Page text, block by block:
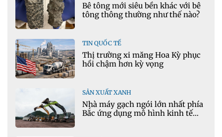
Bê tông mới siêu bền khác với bê
tông thông thường như thế nào?
TIN QUỐC TẾ
Thị trường xi măng Hoa Kỳ phục
hồi chậm hơn kỳ vọng
SẢN XUẤT XANH
Nhà máy gạch ngói lớn nhất phía
Bắc ứng dụng mô hình kinh tế